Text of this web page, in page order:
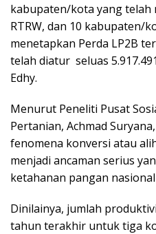
kabupaten/kota yang telah
RTRW, dan 10 kabupaten/
menetapkan Perda LP2B
telah diatur seluas
Edhy.
Menurut Peneliti Pusat
Pertanian, Achmad
fenomena konversi atau
menjadi ancaman serius
ketahanan pangan
Dinilainya, jumlah
tahun terakhir untuk tiga